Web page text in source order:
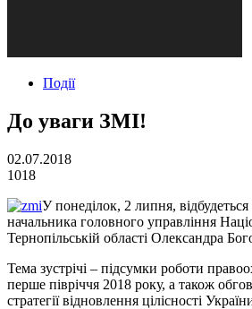
Події
До уваги ЗМІ!
02.07.2018
1018
У понеділок, 2 липня,
начальника головного управління
Тернопільській області Олександра
Тема зустрічі – підсумки роботи
перше півріччя 2018 року, а також
стратегії відновлення цілісності